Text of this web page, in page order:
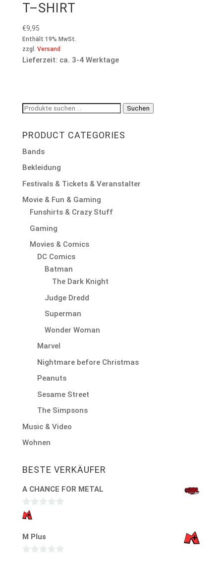
T–SHIRT
€9,95
Enthält 19% MwSt.
zzgl. Versand
Lieferzeit: ca. 3-4 Werktage
Suchen
Suchen
PRODUCT CATEGORIES
Bands
Bekleidung
Festivals & Tickets & Veranstalter
Movie & Fun & Gaming
Funshirts & Crazy Stuff
Gaming
Movies & Comics
DC Comics
Batman
The Dark Knight
Judge Dredd
Superman
Wonder Woman
Marvel
Nightmare before Christmas
Peanuts
Sesame Street
The Simpsons
Music & Video
Wohnen
BESTE VERKÄUFER
A CHANCE FOR METAL
0
oM Plus